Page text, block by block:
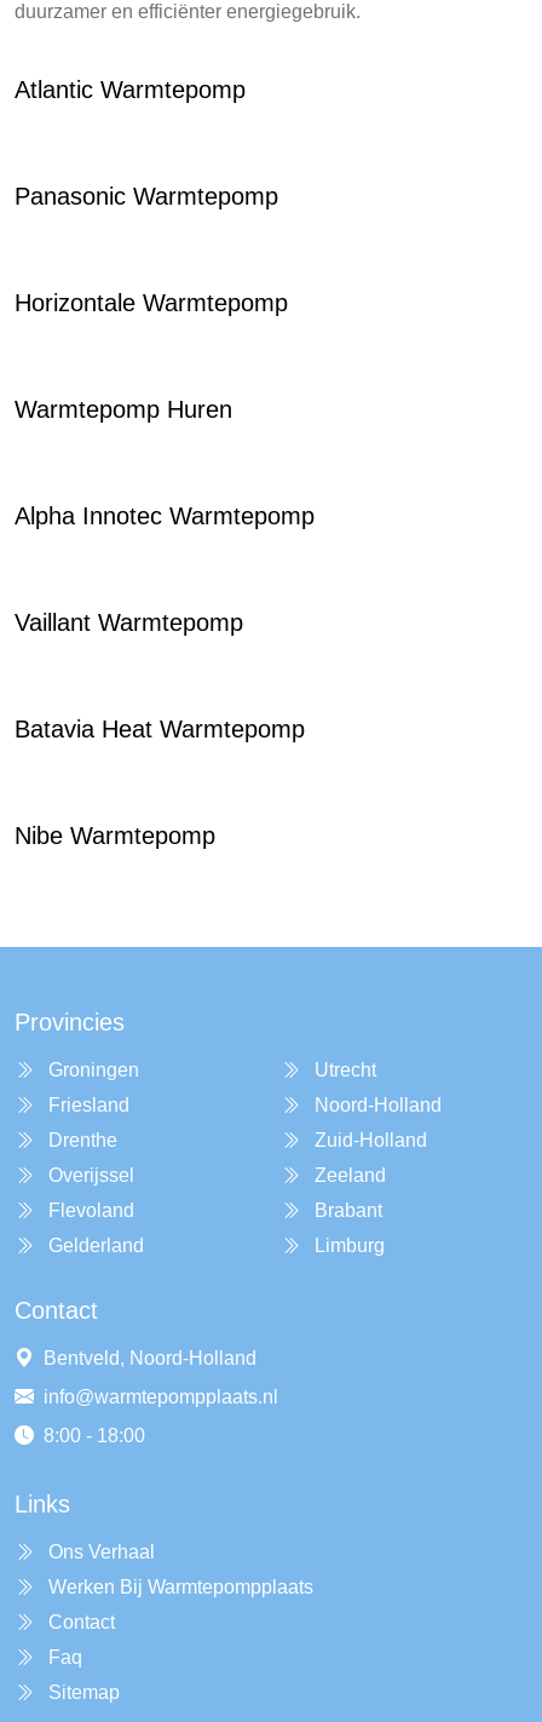
duurzamer en efficiënter energiegebruik.
Atlantic Warmtepomp
Panasonic Warmtepomp
Horizontale Warmtepomp
Warmtepomp Huren
Alpha Innotec Warmtepomp
Vaillant Warmtepomp
Batavia Heat Warmtepomp
Nibe Warmtepomp
Provincies
Groningen
Friesland
Drenthe
Overijssel
Flevoland
Gelderland
Utrecht
Noord-Holland
Zuid-Holland
Zeeland
Brabant
Limburg
Contact
Bentveld, Noord-Holland
info@warmtepompplaats.nl
8:00 - 18:00
Links
Ons Verhaal
Werken Bij Warmtepompplaats
Contact
Faq
Sitemap